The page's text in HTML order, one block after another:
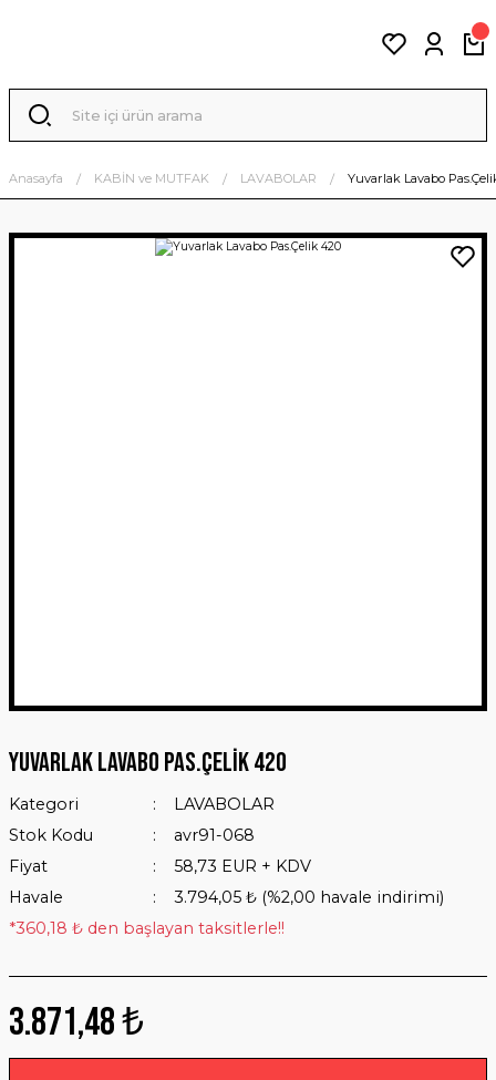
Anasayfa KABİN ve MUTFAK LAVABOLAR Yuvarlak Lavabo
Yuvarlak Lavabo Pas.Çelik 420
Kategori
LAVABOLAR
Stok Kodu
avr91-068
Fiyat
58,73 EUR + KDV
Havale
3.794,05 ₺ (%2,00 havale indirimi)
*360,18 ₺ den başlayan taksitlerle!!
3.871,48 ₺